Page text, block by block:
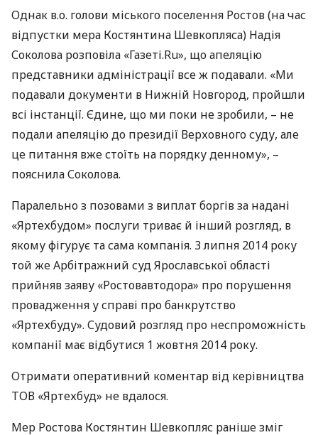
Однак в.о. голови міського поселення Ростов (на час
відпустки мера Костянтина Шевкопляса) Надія
Соколова розповіла «Газеті.Ru», що апеляцію
представники адміністрації все ж подавали. «Ми
подавали документи в Нижній Новгород, пройшли
всі інстанції. Єдине, що ми поки не зробили, – не
подали апеляцію до президії Верховного суду, але
це питання вже стоїть на порядку денному», –
пояснила Соколова.
Паралельно з позовами з виплат боргів за надані
«Яртехбудом» послуги триває й інший розгляд, в
якому фігурує та сама компанія. 3 липня 2014 року
той же Арбітражний суд Ярославської області
прийняв заяву «Ростовавтодора» про порушення
провадження у справі про банкрутство
«Яртехбуду». Судовий розгляд про неспроможність
компанії має відбутися 1 жовтня 2014 року.
Отримати оперативний коментар від керівництва
ТОВ «Яртехбуд» не вдалося.
Мер Ростова Костянтин Шевкопляс раніше зміг